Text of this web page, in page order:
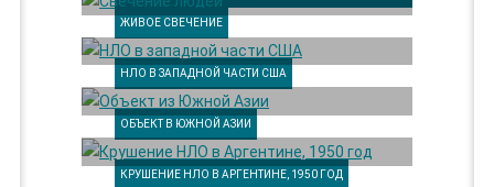
ЖИВОЕ СВЕЧЕНИЕ
НЛО В ЗАПАДНОЙ ЧАСТИ США
ОБЪЕКТ В ЮЖНОЙ АЗИИ
КРУШЕНИЕ НЛО В АРГЕНТИНЕ, 1950 ГОД